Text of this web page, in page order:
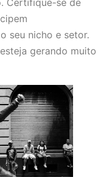
seu nicho e setor.
gerando muito